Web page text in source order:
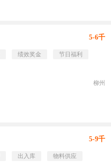
5-6千
绩效奖金
节日福利
柳州
5-9千
出入库
物料供应